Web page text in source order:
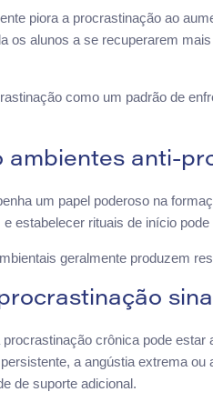
piora a procrastinação ao
os alunos a se recuperarem
como um padrão de
ambientes anti-
um papel poderoso na
estabelecer rituais de início
geralmente produzem
crônica pode
a angústia extrema
de suporte adicional.